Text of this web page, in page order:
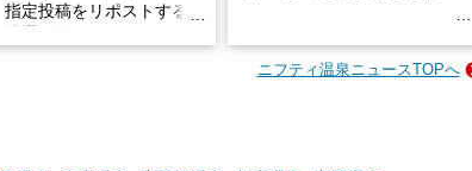
指定投稿をリポストする
そんな「一人でぼんやり過ごす
ニフティ温泉ニュースTOPへ